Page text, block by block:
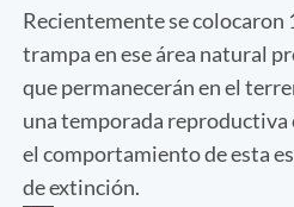
Recientemente se colocaron
trampa en ese área natural
que permanecerán en el
una temporada
el comportamiento de esta
de extinción.